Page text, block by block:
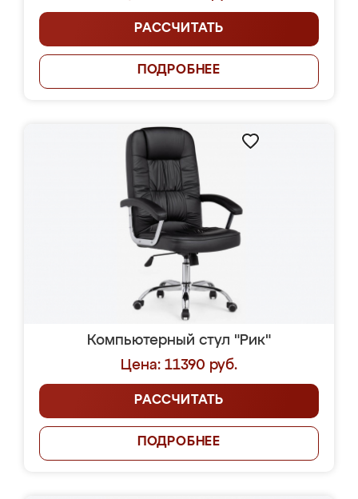
РАССЧИТАТЬ
ПОДРОБНЕЕ
Компьютерный стул "Рик"
Цена: 11390 руб.
РАССЧИТАТЬ
ПОДРОБНЕЕ